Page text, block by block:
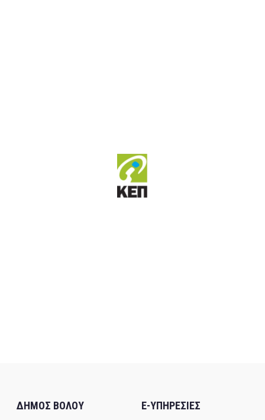
ΔΗΜΟΣ ΒΟΛΟΥ E-ΥΠΗΡΕΣΙΕΣ